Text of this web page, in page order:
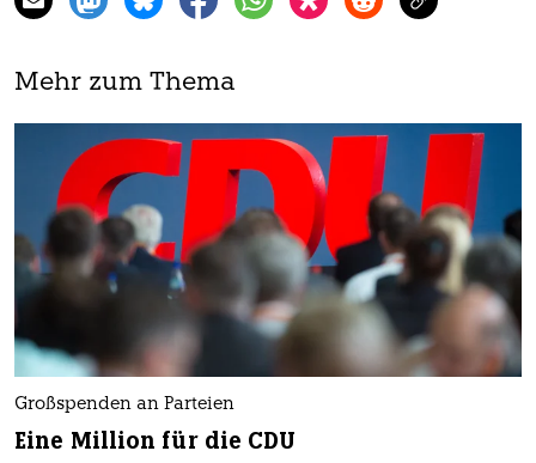
Mehr zum Thema
Großspenden an Parteien
Eine Million für die CDU